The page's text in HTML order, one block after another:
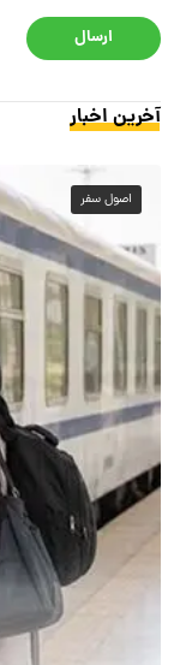
ارسال
آخرین اخبار
اصول سفر